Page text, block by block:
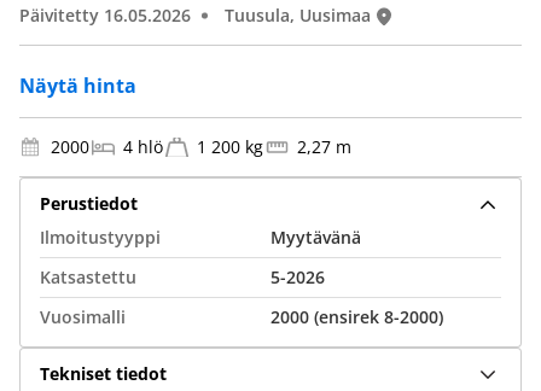
Näytä hinta
Päivitetty 16.05.2026
Tuusula, Uusimaa
2000 4 hlö 1 200 kg 2,27 m
Perustiedot
Ilmoitustyyppi
Myytävänä
Katsastettu
5-2026
Vuosimalli
2000 (ensirek 8-2000)
Tekniset tiedot